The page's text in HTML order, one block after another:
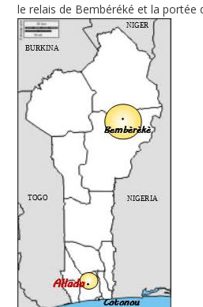
le relais de Bembéréké et la portée